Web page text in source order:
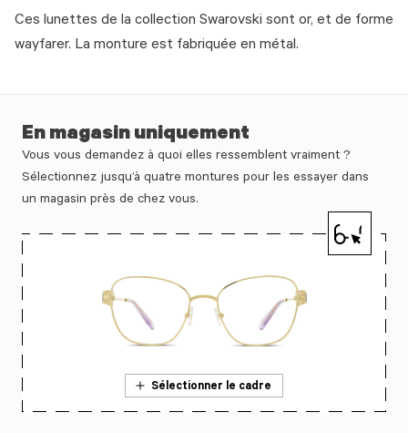
Ces lunettes de la collection Swarovski sont or, et de forme
wayfarer. La monture est fabriquée en métal.
En magasin uniquement
Vous vous demandez à quoi elles ressemblent vraiment ?
Sélectionnez jusqu’à quatre montures pour les essayer dans
un magasin près de chez vous.
Sélectionner le cadre